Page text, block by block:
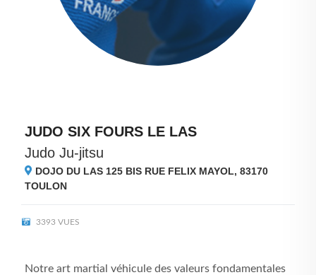
JUDO SIX FOURS LE LAS
Judo Ju-jitsu
DOJO DU LAS 125 BIS RUE FELIX MAYOL, 83170
TOULON
3393 VUES
Notre art martial véhicule des valeurs fondamentales